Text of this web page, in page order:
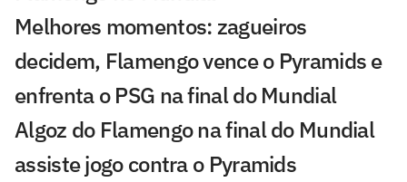
Melhores momentos: zagueiros
decidem, Flamengo vence o Pyramids e
enfrenta o PSG na final do Mundial
Algoz do Flamengo na final do Mundial
assiste jogo contra o Pyramids